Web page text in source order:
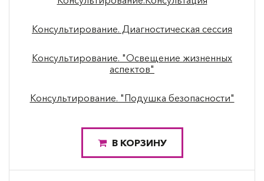
Консультирование. Диагностическая сессия
Консультирование. "Освещение жизненных
аспектов"
Консультирование. "Подушка безопасности"
В КОРЗИНУ